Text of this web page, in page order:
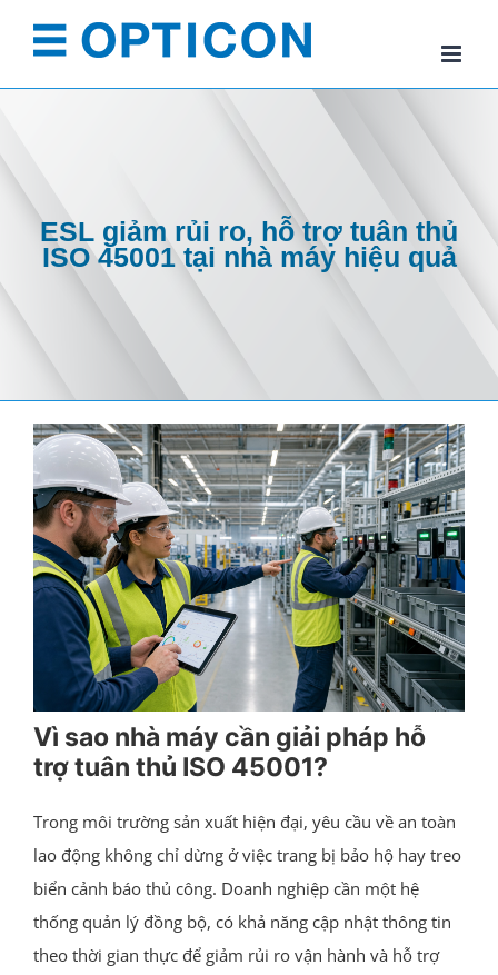
content
ESL giảm rủi ro, hỗ trợ tuân thủ
ISO 45001 tại nhà máy hiệu quả
Vì sao nhà máy cần giải pháp hỗ
trợ tuân thủ ISO 45001?
Trong môi trường sản xuất hiện đại, yêu cầu về an toàn
lao động không chỉ dừng ở việc trang bị bảo hộ hay treo
biển cảnh báo thủ công. Doanh nghiệp cần một hệ
thống quản lý đồng bộ, có khả năng cập nhật thông tin
theo thời gian thực để giảm rủi ro vận hành và hỗ trợ